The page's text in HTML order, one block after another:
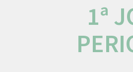
1ª